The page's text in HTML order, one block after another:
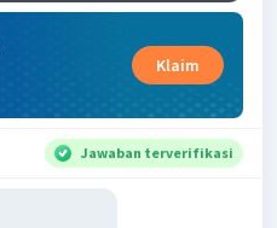
Klaim
Jawaban terverifikasi